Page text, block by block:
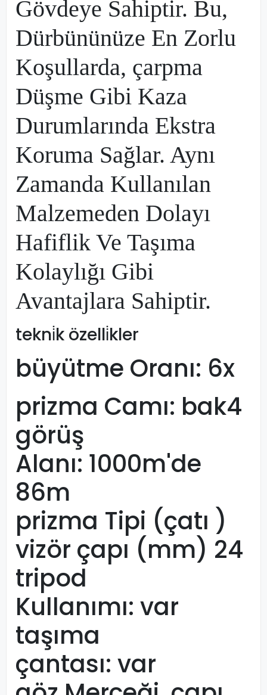
Gövdeye Sahiptir. Bu,
Dürbününüze En Zorlu
Koşullarda, çarpma
Düşme Gibi Kaza
Durumlarında Ekstra
Koruma Sağlar. Aynı
Zamanda Kullanılan
Malzemeden Dolayı
Hafiflik Ve Taşıma
Kolaylığı Gibi
Avantajlara Sahiptir.
tekni̇k özelli̇kler
büyütme Oranı: 6x
prizma Camı: bak4
görüş
Alanı: 1000m'de
86m
prizma Tipi (çatı )
vizör çapı (mm) 24
tripod
Kullanımı: var
taşıma
çantası: var